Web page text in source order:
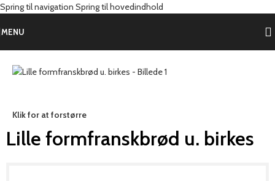
Spring til navigation Spring til hovedindhold
MENU
Klik for at forstørre
Lille formfranskbrød u. birkes